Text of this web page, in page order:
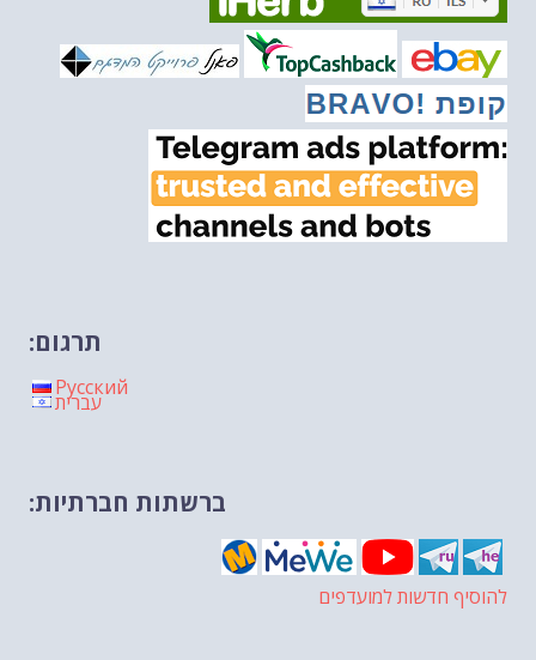
מיכאל בן ארי על פרשת הת...
מיכאל בן ארי על פרשת הת...-- 13/02/2026
מיכאל בן ארי על פרשת השבוע ת...-- 06/02/2026
חלקם של היהודים הולך ופוחת....
מיכאל בן ארי על פרשת השבוע ת...
תרגום:
Русский
עברית
ברשתות חברתיות:
להוסיף חדשות למועדפים